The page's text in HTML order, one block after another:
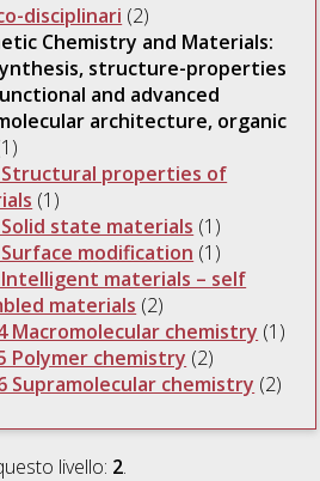
disciplinari (2)
Chemistry and Materials:
structure-properties
and advanced
architecture, organic
Structural properties of
(1)
Solid state materials (1)
Surface modification (1)
Intelligent materials – self
materials (2)
Macromolecular chemistry (1)
Polymer chemistry (2)
Supramolecular chemistry (2)
livello: 2.